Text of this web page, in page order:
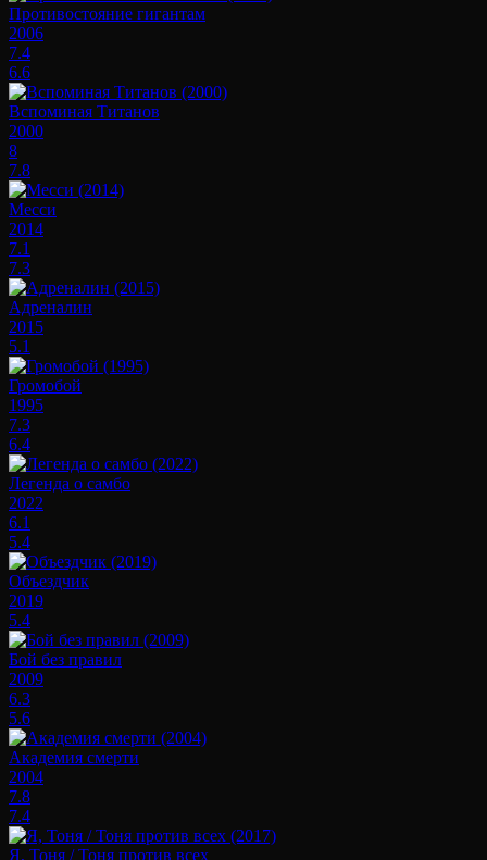
Противостояние гигантам
2006
7.4
6.6
Вспоминая Титанов
2000
8
7.8
Месси
2014
7.1
7.3
Адреналин
2015
5.1
Громобой
1995
7.3
6.4
Легенда о самбо
2022
6.1
5.4
Объездчик
2019
5.4
Бой без правил
2009
6.3
5.6
Академия смерти
2004
7.8
7.4
Я, Тоня / Тоня против всех